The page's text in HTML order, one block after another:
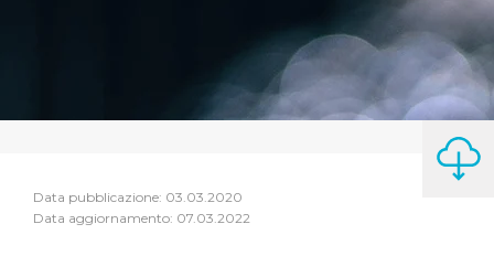
Data pubblicazione: 03.03.2020
Data aggiornamento: 07.03.2022